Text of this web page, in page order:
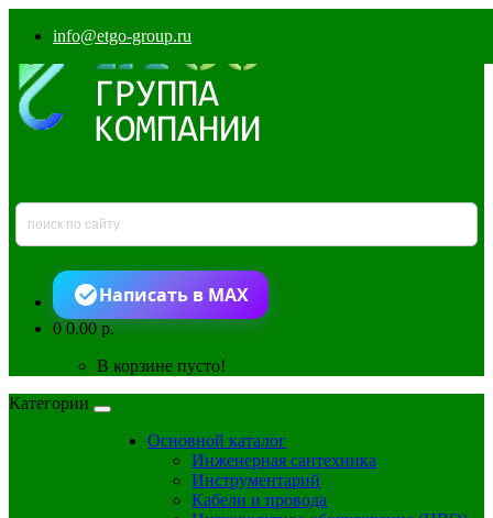
info@etgo-group.ru
Написать в MAX
00.00 р.
В корзине пусто!
Категории
Основной каталог
Инженерная сантехника
Инструментарий
Кабели и провода